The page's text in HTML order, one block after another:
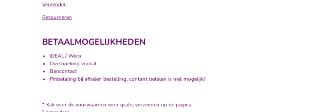
Verzenden
Retourneren
BETAALMOGELIJKHEDEN
iDEAL / Wero
Overboeking vooraf
Bancontact
Pinbetaling bij afhalen bestelling, contant betalen is niet mogelijk!
* Kijk voor de voorwaarden voor gratis verzenden op de pagina